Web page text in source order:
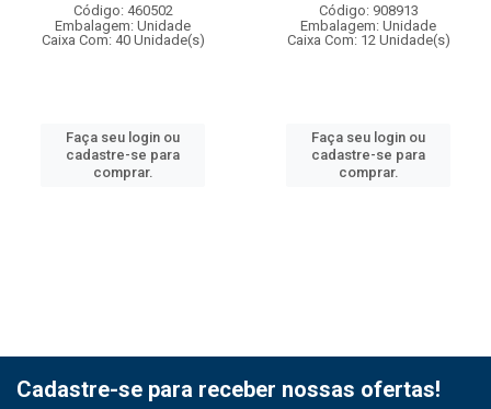
Código: 460502
Embalagem: Unidade
Caixa Com: 40 Unidade(s)
Faça seu login ou
cadastre-se para
comprar.
Código: 908913
Embalagem: Unidade
Caixa Com: 12 Unidade(s)
Faça seu login ou
cadastre-se para
comprar.
Cadastre-se para receber nossas ofertas!